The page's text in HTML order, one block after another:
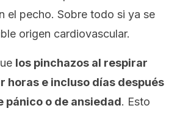
el pecho. Sobre todo si ya se
origen cardiovascular.
los pinchazos al respirar
horas e incluso días después
pánico o de ansiedad. Esto